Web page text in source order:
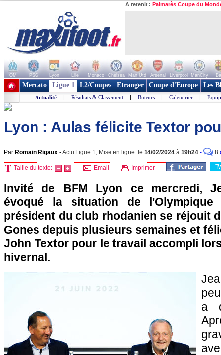
A retenir : Palmarès Coupe du
OM PSG Lyon Lille Monaco Chelsea Man Utd Arsenal Liverpool ManCity
+ de clubs
Mercato Ligue 1 L2/Coupes Etranger Coupe d'Europe Les
Actualité | Résultats & Classement | Buteurs | Calendrier |
Lyon : Aulas félicite Textor
Par Romain Rigaux -Actu Ligue 1, Mise en ligne: le 14/02/2024 à 19h24 - 8
Taille du texte: Email Imprimer
Invité de BFM Lyon ce mercredi,
évoqué la situation de l'Olympique
président du club rhodanien se réjouit
Gones depuis plusieurs semaines et
John Textor pour le travail accompli
hivernal.
a